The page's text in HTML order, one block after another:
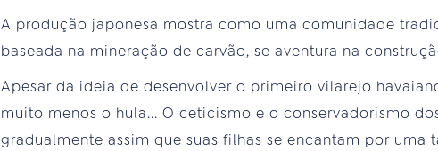
A produção japonesa mostra como uma comunidade
baseada na mineração de carvão, se aventura na
Apesar da ideia de desenvolver o primeiro vilarejo
muito menos o hula... O ceticismo e o conservadorismo
gradualmente assim que suas filhas se encantam por